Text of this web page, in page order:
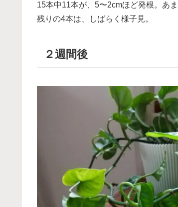
15本中11本が、5〜2cmほど発根。あ
残りの4本は、しばらく様子見。
２週間後